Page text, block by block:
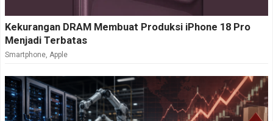
Kekurangan DRAM Membuat Produksi iPhone 18 Pro
Menjadi Terbatas
Smartphone, Apple